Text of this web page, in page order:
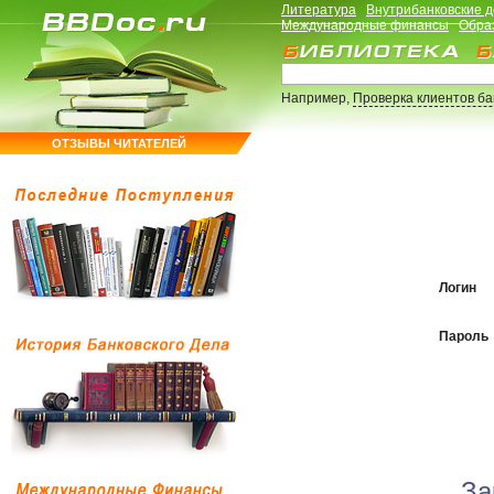
ОТЗЫВЫ ЧИТАТЕЛЕЙ
Литература
Внутрибанковские
Международные финансы
Например,Проверка клиентов
Логин
Пароль